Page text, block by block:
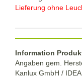
Lieferung ohne
Information
Angaben gem.
Kanlux GmbH /